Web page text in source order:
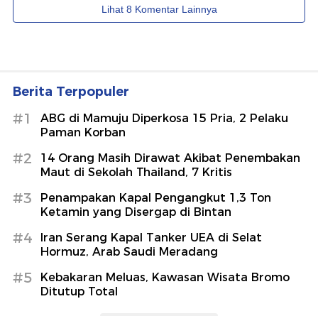
Berita Terpopuler
#1
ABG di Mamuju Diperkosa 15 Pria, 2 Pelaku
Paman Korban
#2
14 Orang Masih Dirawat Akibat Penembakan
Maut di Sekolah Thailand, 7 Kritis
#3
Penampakan Kapal Pengangkut 1,3 Ton
Ketamin yang Disergap di Bintan
#4
Iran Serang Kapal Tanker UEA di Selat
Hormuz, Arab Saudi Meradang
#5
Kebakaran Meluas, Kawasan Wisata Bromo
Ditutup Total